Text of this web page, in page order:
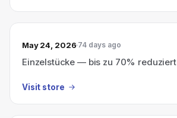
May 24, 2026 74 days ago
Einzelstücke — bis zu 70% reduziert
Visit store